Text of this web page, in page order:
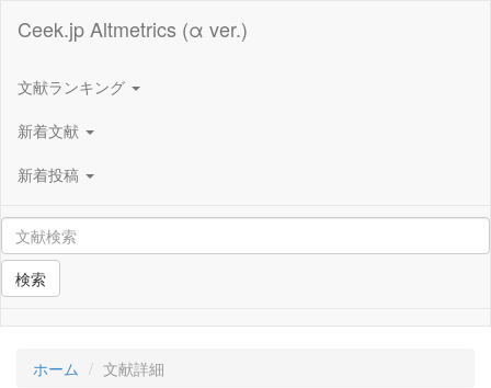
Ceek.jp Altmetrics (α ver.)
文献ランキング
新着文献
新着投稿
検索
ホーム 文献詳細